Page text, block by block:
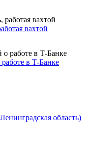
вахтой
в Т-Банке
область)